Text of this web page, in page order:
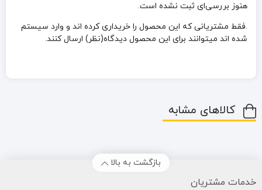
هنوز بررسی‌ای ثبت نشده است.
.فقط مشتریانی که این محصول را خریداری کرده اند و وارد سیستم
شده اند میتوانند برای این محصول دیدگاه(نظر) ارسال کنند.
کالاهای مشابه
بازگشت به بالا
خدمات مشتریان